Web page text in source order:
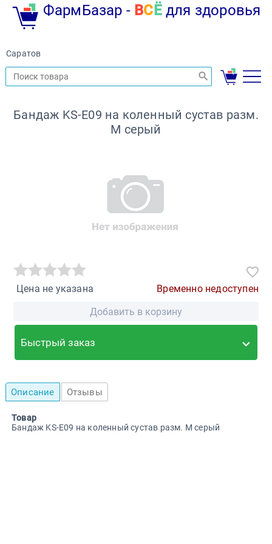
ФармБазар - ВС Ёдля здоровья
Саратов
Бандаж KS-E09 на коленный сустав разм.
M серый
Цена не указана
Временно недоступен
Добавить в корзину
Быстрый заказ
Описание Отзывы
Товар
Бандаж KS-E09 на коленный сустав разм. M серый